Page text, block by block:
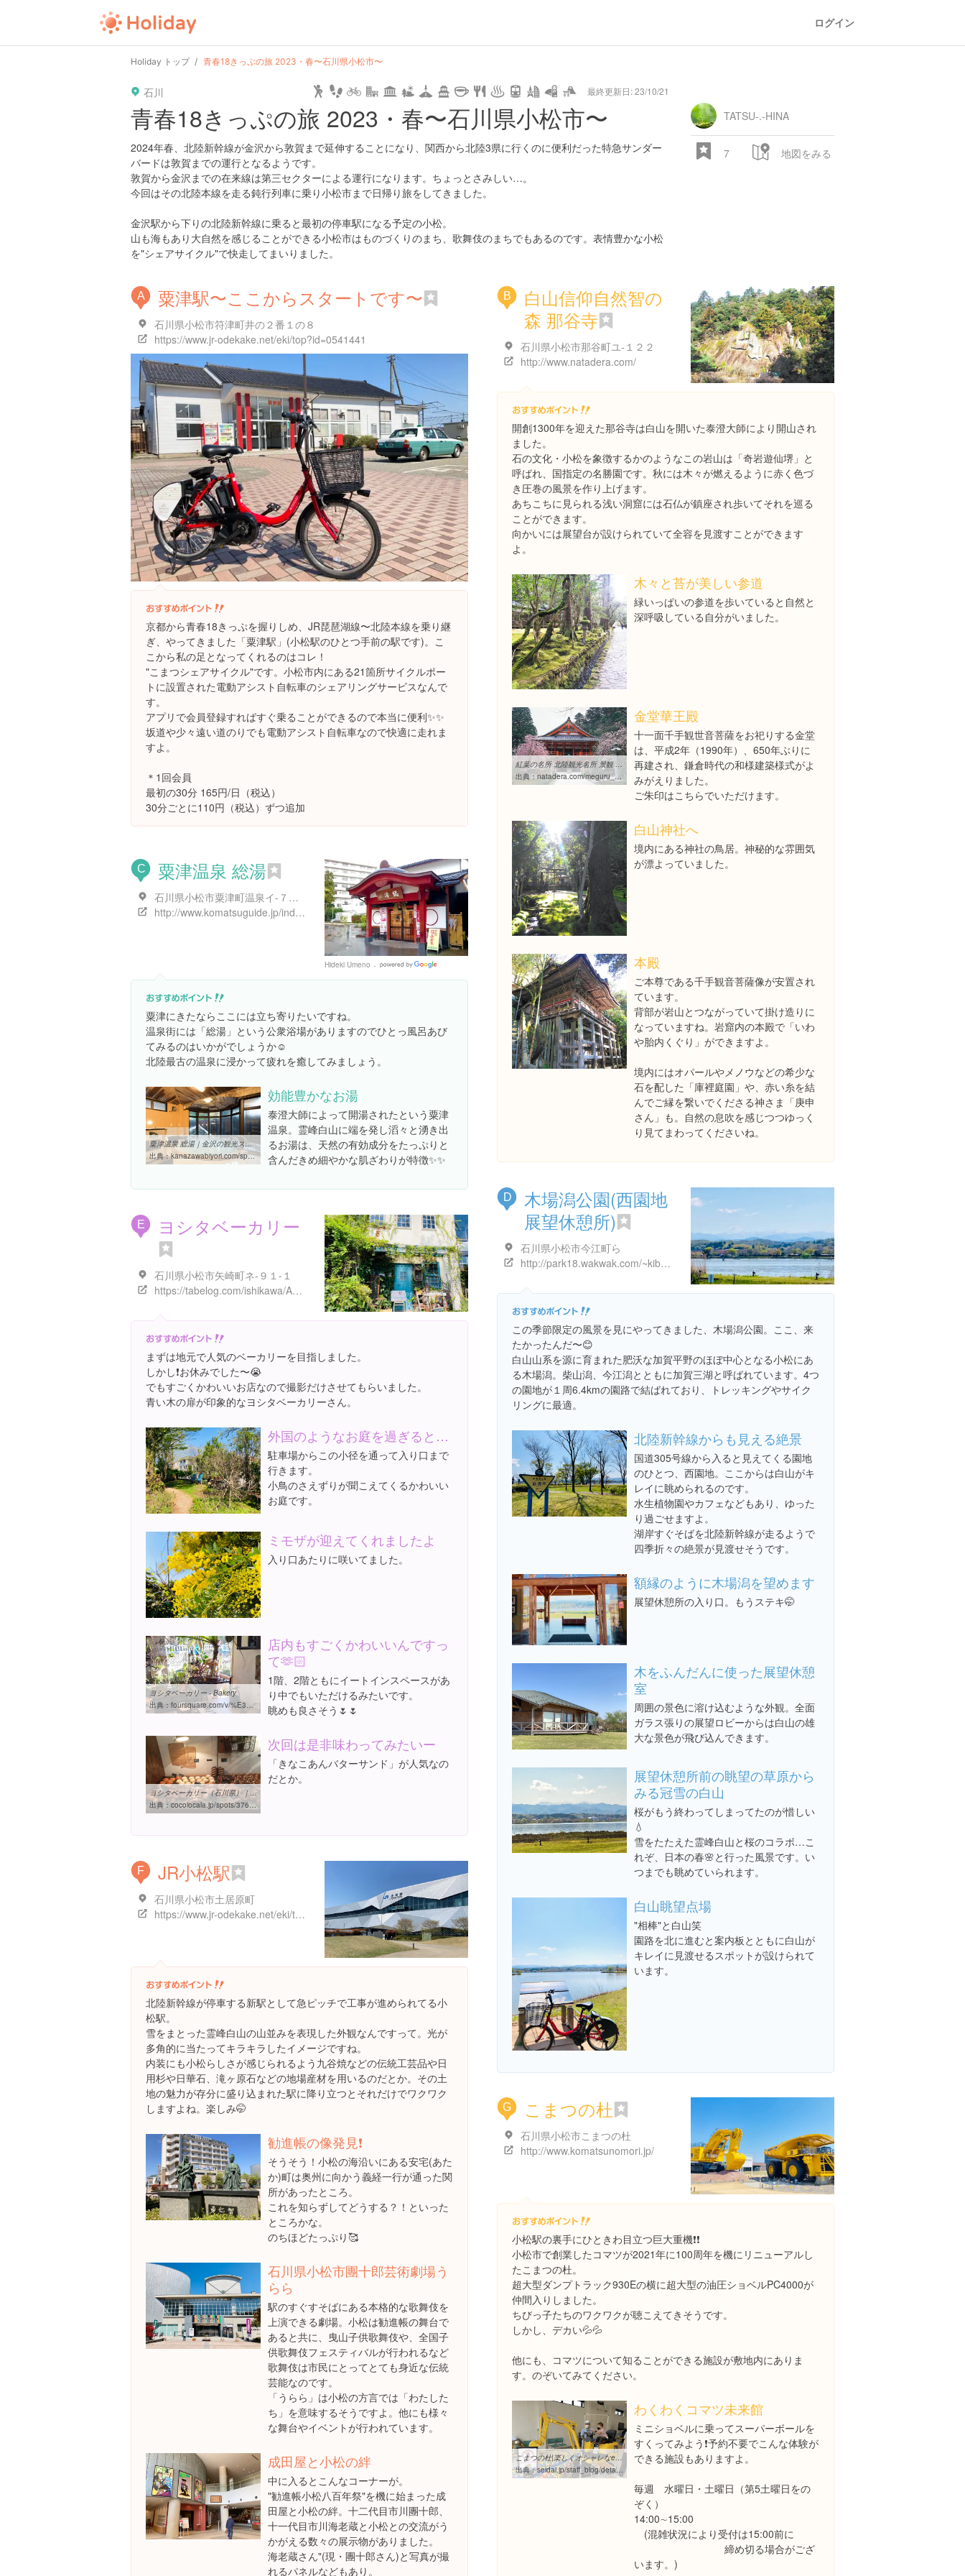
ログイン
Holiday トップ 青春18きっぷの旅 2023・春〜石川県小松市〜
石川 最終更新日: 23/10/21
tel time guide hot type star camera
青春18きっぷの旅 2023・春〜石川県小松市〜
2024年春、北陸新幹線が金沢から敦賀まで延伸することになり、関西から北陸3県に行くのに便利だった特急サンダー
バードは敦賀までの運行となるようです。
敦賀から金沢までの在来線は第三セクターによる運行になります。ちょっとさみしい…。
今回はその北陸本線を走る鈍行列車に乗り小松市まで日帰り旅をしてきました。
金沢駅から下りの北陸新幹線に乗ると最初の停車駅になる予定の小松。
山も海もあり大自然を感じることができる小松市はものづくりのまち、歌舞伎のまちでもあるのです。表情豊かな小松
を"シェアサイクル"で快走してまいりました。
TATSU-.-HINA
7 地図をみる
A 粟津駅〜ここからスタートです〜
石川県小松市符津町井の２番１の８
https://www.jr-odekake.net/eki/top?id=0541441
京都から青春18きっぷを握りしめ、JR琵琶湖線〜北陸本線を乗り継
ぎ、やってきました「粟津駅」(小松駅のひとつ手前の駅です)。こ
こから私の足となってくれるのはコレ！
"こまつシェアサイクル"です。小松市内にある21箇所サイクルポー
トに設置された電動アシスト自転車のシェアリングサービスなんで
す。
アプリで会員登録すればすぐ乗ることができるので本当に便利✨✨
坂道や少々遠い道のりでも電動アシスト自転車なので快適に走れま
すよ。
＊1回会員
最初の30分 165円/日（税込）
30分ごとに110円（税込）ずつ追加
B
白山信仰自然智の
森 那谷寺
石川県小松市那谷町ユ-１２２
http://www.natadera.com/
開創1300年を迎えた那谷寺は白山を開いた泰澄大師により開山され
ました。
石の文化・小松を象徴するかのようなこの岩山は「奇岩遊仙堺」と
呼ばれ、国指定の名勝園です。秋には木々が燃えるように赤く色づ
き圧巻の風景を作り上げます。
あちこちに見られる浅い洞窟には石仏が鎮座され歩いてそれを巡る
ことができます。
向かいには展望台が設けられていて全容を見渡すことができます
よ。
木々と苔が美しい参道
緑いっぱいの参道を歩いていると自然と
深呼吸している自分がいました。
紅葉の名所 北陸観光名所 景観 絶景 庭園 - 那谷寺を巡る - 那谷寺
出典：natadera.com/meguru_teien/spring.html
金堂華王殿
十一面千手観世音菩薩をお祀りする金堂
は、平成2年（1990年）、650年ぶりに
再建され、鎌倉時代の和様建築様式がよ
みがえりました。
ご朱印はこちらでいただけます。
白山神社へ
境内にある神社の鳥居。神秘的な雰囲気
が漂よっていました。
本殿
ご本尊である千手観音菩薩像が安置され
ています。
背部が岩山とつながっていて掛け造りに
なっていますね。岩窟内の本殿で「いわ
や胎内くぐり」ができますよ。
境内にはオパールやメノウなどの希少な
石を配した「庫裡庭園」や、赤い糸を結
んでご縁を繋いでくださる神さま「庚申
さん」も。自然の息吹を感じつつゆっく
り見てまわってくださいね。
C 粟津温泉 総湯
石川県小松市粟津町温泉イ-７９-１
http://www.komatsuguide.jp/index.php/spot/detail/76/5/1/
Hideki Umeno
Places
粟津にきたならここには立ち寄りたいですね。
温泉街には「総湯」という公衆浴場がありますのでひとっ風呂あび
てみるのはいかがでしょうか☺️
北陸最古の温泉に浸かって疲れを癒してみましょう。
粟津温泉 総湯｜金沢の観光スポット「金沢日和」
出典：kanazawabiyori.com/spot/spot_24822.html
効能豊かなお湯
泰澄大師によって開湯されたという粟津
温泉。霊峰白山に端を発し滔々と湧き出
るお湯は、天然の有効成分をたっぷりと
含んだきめ細やかな肌ざわりが特徴✨✨
D
木場潟公園(西園地
展望休憩所)
石川県小松市今江町ら
http://park18.wakwak.com/~kibagata/
この季節限定の風景を見にやってきました、木場潟公園。ここ、来
たかったんだ〜😊
白山山系を源に育まれた肥沃な加賀平野のほぼ中心となる小松にあ
る木場潟。柴山潟、今江潟とともに加賀三湖と呼ばれています。4つ
の園地が１周6.4kmの園路で結ばれており、トレッキングやサイク
リングに最適。
北陸新幹線からも見える絶景
国道305号線から入ると見えてくる園地
のひとつ、西園地。ここからは白山がキ
レイに眺められるのです。
水生植物園やカフェなどもあり、ゆった
り過ごせますよ。
湖岸すぐそばを北陸新幹線が走るようで
四季折々の絶景が見渡せそうです。
額縁のように木場潟を望めます
展望休憩所の入り口。もうステキ🤭
木をふんだんに使った展望休憩
室
周囲の景色に溶け込むような外観。全面
ガラス張りの展望ロビーからは白山の雄
大な景色が飛び込んできます。
展望休憩所前の眺望の草原から
みる冠雪の白山
桜がもう終わってしまってたのが惜しい
💧
雪をたたえた霊峰白山と桜のコラボ…こ
れぞ、日本の春🌸と行った風景です。い
つまでも眺めていられます。
白山眺望点場
"相棒"と白山笑
園路を北に進むと案内板とともに白山が
キレイに見渡せるスポットが設けられて
います。
E ヨシタベーカリー
石川県小松市矢崎町ネ-９１-１
https://tabelog.com/ishikawa/A1702/A170202/17001363/
まずは地元で人気のベーカリーを目指しました。
しかし❗️お休みでした〜😭
でもすごくかわいいお店なので撮影だけさせてもらいました。
青い木の扉が印象的なヨシタベーカリーさん。
外国のようなお庭を過ぎると…
駐車場からこの小径を通って入り口まで
行きます。
小鳥のさえずりが聞こえてくるかわいい
お庭です。
ミモザが迎えてくれましたよ
入り口あたりに咲いてました。
ヨシタベーカリー - Bakery
出典： foursquare.com/v/%E3%83%A8%E3%82%B7%E3%82%BF%E3%83%99%E3%83%BC%E3%82%AB%E3%83%AA%E3%83%BC/4dc26304887770a6bdfe2b83
店内もすごくかわいいんですっ
て🫶🏻
1階、2階ともにイートインスペースがあ
り中でもいただけるみたいです。
眺めも良さそう🌷🌷
ヨシタベーカリー（石川県）｜こころから
出典：cocolocala.jp/spots/37614
次回は是非味わってみたいー
「きなこあんバターサンド」が人気なの
だとか。
F JR小松駅
石川県小松市土居原町
https://www.jr-odekake.net/eki/top.php
北陸新幹線が停車する新駅として急ピッチで工事が進められてる小
松駅。
雪をまとった霊峰白山の山並みを表現した外観なんですって。光が
多角的に当たってキラキラしたイメージですね。
内装にも小松らしさが感じられるよう九谷焼などの伝統工芸品や日
用杉や日華石、滝ヶ原石などの地場産材を用いるのだとか。その土
地の魅力が存分に盛り込まれた駅に降り立つとそれだけでワクワク
しますよね。楽しみ🤭
勧進帳の像発見❗️
そうそう！小松の海沿いにある安宅(あた
か)町は奥州に向かう義経一行が通った関
所があったところ。
これを知らずしてどうする？！といった
ところかな。
のちほどたっぷり🥰
石川県小松市團十郎芸術劇場う
らら
駅のすぐすそばにある本格的な歌舞伎を
上演できる劇場。小松は勧進帳の舞台で
あると共に、曳山子供歌舞伎や、全国子
供歌舞伎フェスティバルが行われるなど
歌舞伎は市民にとってとても身近な伝統
芸能なのです。
「うらら」は小松の方言では「わたした
ち」を意味するそうですよ。他にも様々
な舞台やイベントが行われています。
成田屋と小松の絆
中に入るとこんなコーナーが。
"勧進帳小松八百年祭"を機に始まった成
田屋と小松の絆。十二代目市川團十郎、
十一代目市川海老蔵と小松との交流がう
かがえる数々の展示物がありました。
海老蔵さん"(現・團十郎さん)と写真が撮
れるパネルなどもあり。
G こまつの杜
石川県小松市こまつの杜
http://www.komatsunomori.jp/
小松駅の裏手にひときわ目立つ巨大重機❗️❗️
小松市で創業したコマツが2021年に100周年を機にリニューアルし
たこまつの杜。
超大型ダンプトラック930Eの横に超大型の油圧ショベルPC4000が
仲間入りしました。
ちびっ子たちのワクワクが聴こえてきそうです。
しかし、デカい💦💦
他にも、コマツについて知ることができる施設が敷地内にありま
す。のぞいてみてください。
こまつの杜|楽しくオシャレなecoLifeを考える、セイダイの高性能な注文 ...
出典：seidai.jp/staff_blog/details_919.html
わくわくコマツ未来館
ミニショベルに乗ってスーパーボールを
すくってみよう❗️予約不要でこんな体験が
できる施設もありますよ。
毎週 水曜日・土曜日（第5土曜日をの
ぞく）
14:00∼15:00
(混雑状況により受付は15:00前に
締め切る場合がござ
います。)